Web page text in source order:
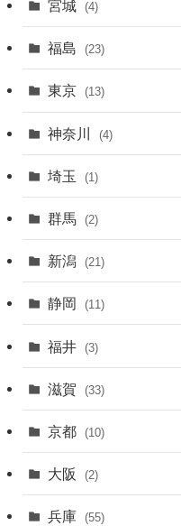
宮城 (4)
福島 (23)
東京 (13)
神奈川 (4)
埼玉 (1)
群馬 (2)
新潟 (21)
静岡 (11)
福井 (3)
滋賀 (33)
京都 (10)
大阪 (2)
兵庫 (55)